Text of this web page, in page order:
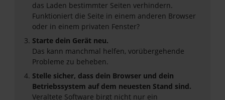
das Laden bestimmter Seiten verhindern.
Funktioniert die Seite in einem anderen Browser
oder in einem privaten Fenster?
Starte dein Gerät neu.
Das kann manchmal helfen, vorübergehende
Probleme zu beheben.
Stelle sicher, dass dein Browser und dein
Betriebssystem auf dem neuesten Stand sind.
Veraltete Software birgt nicht nur ein